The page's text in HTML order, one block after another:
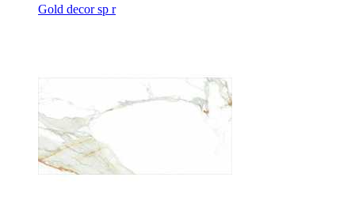
Gold decor sp r